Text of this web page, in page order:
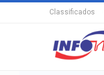
Classificados